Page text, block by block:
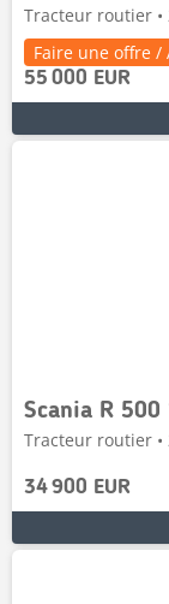
Tracteur routier •
Faire une offre
55 000 EUR
Tracteur routier •
34 900 EUR